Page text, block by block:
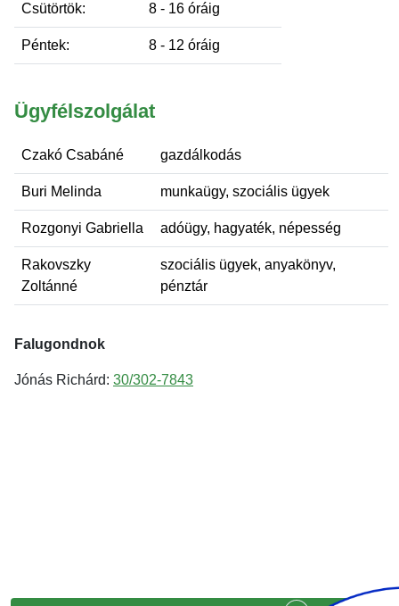
Csütörtök: 8 - 16 óráig
Péntek: 8 - 12 óráig
Ügyfélszolgálat
Czakó Csabáné gazdálkodás
Buri Melinda munkaügy, szociális ügyek
Rozgonyi Gabriella adóügy, hagyaték, népesség
Rakovszky
Zoltánné
szociális ügyek, anyakönyv,
pénztár
Falugondnok
Jónás Richárd: 30/302-7843